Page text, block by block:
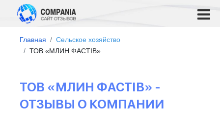
Главная
Сельское хозяйство
ТОВ «МЛИН ФАСТІВ»
ТОВ «МЛИН ФАСТІВ» -
ОТЗЫВЫ О КОМПАНИИ